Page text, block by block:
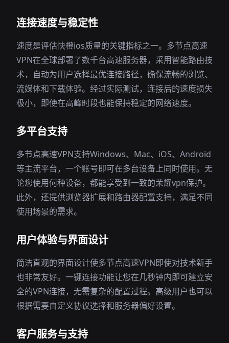
连接速度与稳定性
速度是评估快橙ios质量的关键指标之一。多节点高速
VPN在全球部署了数千台高速服务器，采用智能路由技
术，自动为用户选择最优连接路径，确保流畅的浏览、
流媒体和下载体验。经过实际测试，连接后的速度损失
极小，即使在高峰时段也能保持稳定的网络速度。
多平台支持
多节点高速VPN支持Windows、Mac、iOS、Android
等主流平台，一个账号即可在多台设备上同时使用。无
论您使用何种设备，都能享受到一致的荣耀vpn保护。
此外，还提供浏览器扩展和路由器配置支持，满足不同
使用场景的需求。
用户体验与界面设计
简洁直观的界面设计使多节点高速VPN即使对技术新手
也非常友好。一键连接功能让您在几秒钟内即可建立安
全的VPN连接，无需复杂的配置过程。高级用户也可以
根据需要自定义协议选择和服务器偏好设置。
客户服务与支持